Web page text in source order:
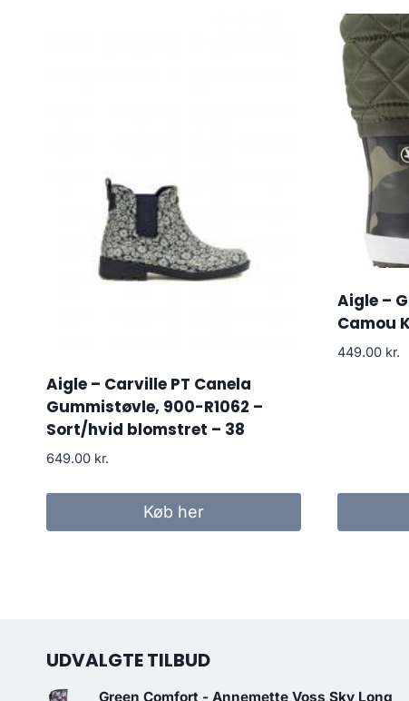
Aigle – Carville PT Canela
Gummistøvle, 900-R1062 –
Sort/hvid blomstret – 38
649.00 kr.
Køb her
Aigle –
Camou
449.00 kr.
UDVALGTE TILBUD
Green Comfort - Annemette Voss Sky Long